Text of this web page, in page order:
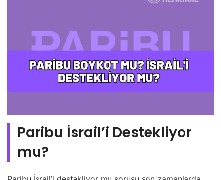
Paribu İsrail’i Destekliyor
mu?